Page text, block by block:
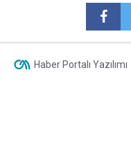
Haber Portalı Yazılımı